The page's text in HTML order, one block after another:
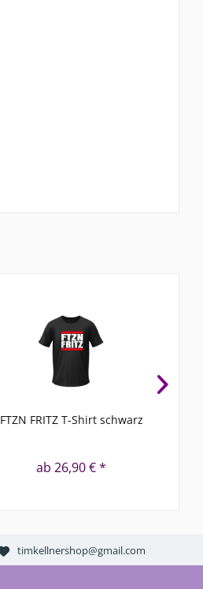
FTZN FRITZ T-Shirt schwarz
ab 26,90 € *
timkellnershop@gmail.com